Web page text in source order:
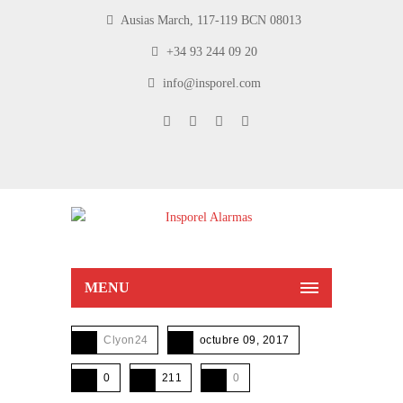
Ausias March, 117-119 BCN 08013
+34 93 244 09 20
info@insporel.com
MENU
Clyon24 octubre 09, 2017
0 211 0